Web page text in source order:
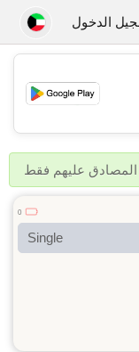
الدخول
💖
عليهم فقط
0
Single